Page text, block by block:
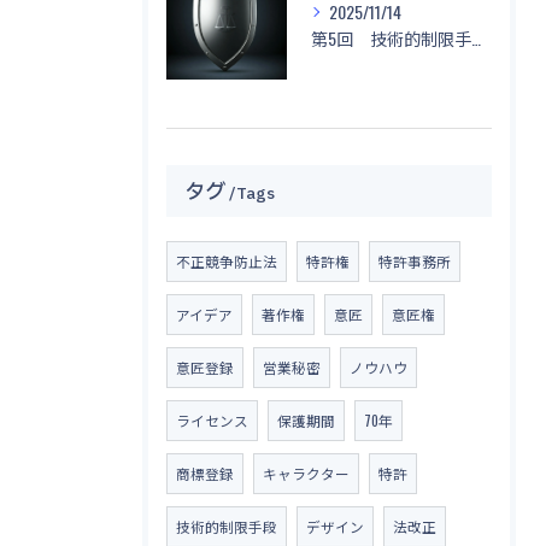
2025/11/14
タグ Tags
不正競争防止法 特許権 特許事務所
アイデア 著作権 意匠 意匠権
意匠登録 営業秘密 ノウハウ
ライセンス 保護期間 70年
商標登録 キャラクター 特許
技術的制限手段 デザイン 法改正